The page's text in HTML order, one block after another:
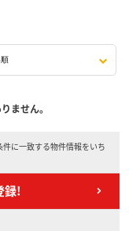
ません。
に一致する物件情報をいち
録!